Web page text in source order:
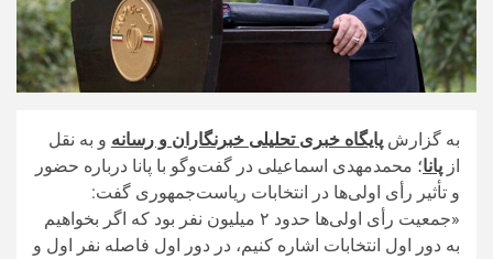
به گزارش پایگاه خبری تحلیلی خبرنگاران و رسانه و به نقل
از پانا؛ محمدمهدی اسماعیلی در گفت‌و‌گو با پانا درباره حضور
و تأثیر رأی اولی‌ها در انتخابات ریاست‌جمهوری گفت:
«جمعیت رأی اولی‌ها حدود ۲ میلیون نفر بود که اگر بخواهیم
به دور اول انتخابات اشاره‌ کنیم، در دور اول فاصله نفر اول و